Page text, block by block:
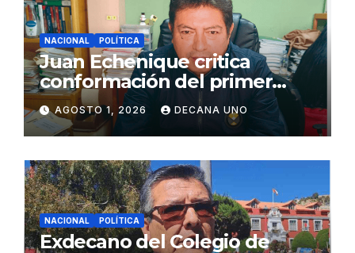
NACIONAL POLÍTICA
Juan Echenique critica
conformación del primer
gabinete ministerial de Keiko
Fujimori
AGOSTO 1, 2026 DECANA UNO
NACIONAL POLÍTICA
Exdecano del Colegio de